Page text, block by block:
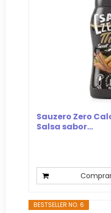
Sauzero Zero
Salsa sabor...
BESTSELLER NO. 6